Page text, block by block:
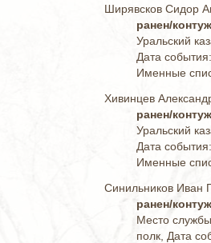
Ширявсков Сидор
ранен/
Уральский
Дата
Именные
Хивинцев
ранен/
Уральский
Дата
Именные
Синильников Иван
ранен/
Место
полк, Дата